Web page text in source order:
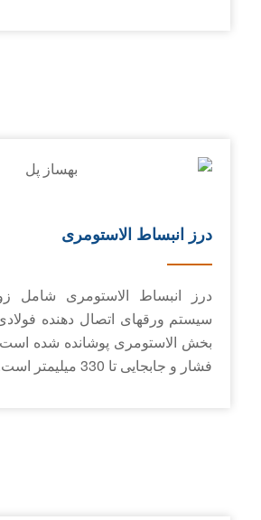
درز انبساط الاستومری
درز انبساط الاستومری شامل
سیستم ورقه­ای اتصال ­دهنده
بخش الاستومری پوشانده شده
فشار و جابجایی تا 330 میلیمتر است.